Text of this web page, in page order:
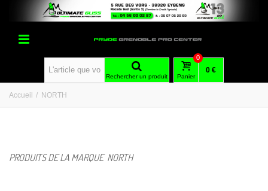
Rechercher un produit Panier
0
0 €
Accueil / NORTH
PRODUITS DE LA MARQUE NORTH